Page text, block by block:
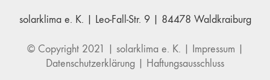
solarklima e. K. | Leo-Fall-Str. 9 | 84478 Waldkraiburg
© Copyright 2021 | solarklima e. K. | Impressum |
Datenschutzerklärung | Haftungsausschluss